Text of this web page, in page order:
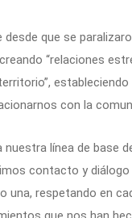
que se
“relaciones
estableciendo
con la
nuestra línea de base
contacto y
una, respetando en